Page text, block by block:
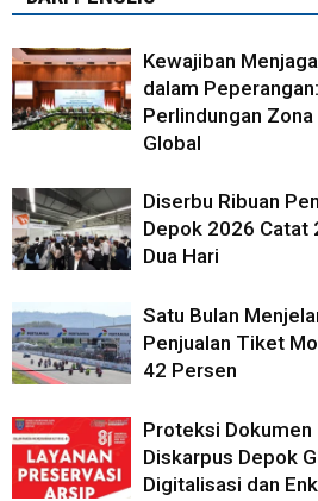
Kewajiban
dalam
Perlindungan
Global
Diserbu Ribuan
Depok 2026 Catat
Dua Hari
Satu Bulan
Penjualan Tiket
42 Persen
Proteksi Dokumen
Diskarpus Depok
Digitalisasi dan